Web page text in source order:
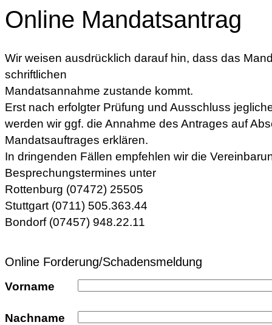
Online Mandatsantrag
Wir weisen ausdrücklich darauf hin, dass das
schriftlichen
Mandatsannahme zustande kommt.
Erst nach erfolgter Prüfung und Ausschluss
werden wir ggf. die Annahme des Antrages auf
Mandatsauftrages erklären.
In dringenden Fällen empfehlen wir die
Besprechungstermines unter
Rottenburg (07472) 25505
Stuttgart (0711) 505.363.44
Bondorf (07457) 948.22.11
Online Forderung/Schadensmeldung
Vorname
Nachname